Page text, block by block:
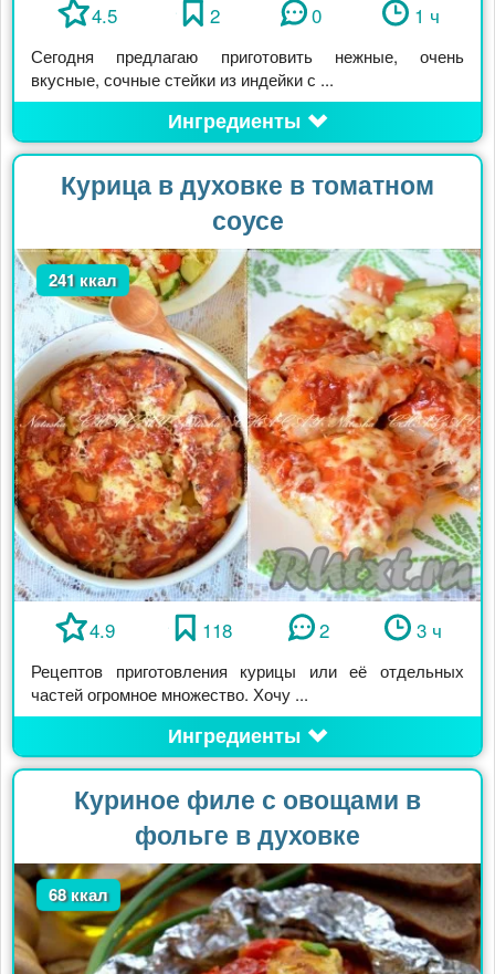
4.5 2 0 1 ч
Сегодня предлагаю приготовить нежные, очень
вкусные, сочные стейки из индейки с ...
Ингредиенты
Курица в духовке в томатном
соусе
241 ккал
4.9 118 2 3 ч
Рецептов приготовления курицы или её отдельных
частей огромное множество. Хочу ...
Ингредиенты
Куриное филе с овощами в
фольге в духовке
68 ккал